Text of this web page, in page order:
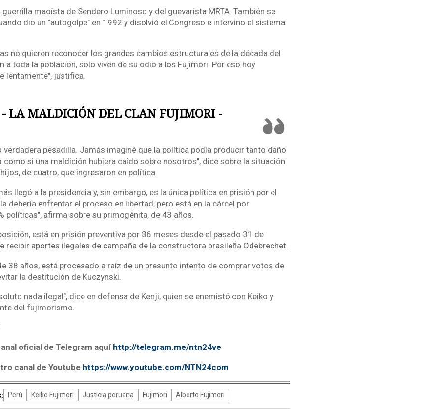
maoísta de Sendero Luminoso y del guevarista MRTA. También se
dio un "autogolpe" en 1992 y disolvió el Congreso e intervino el sistema
no quieren reconocer los grandes cambios estructurales de la década del
a toda la población, sólo viven de su odio a los Fujimori. Por eso hoy
lentamente", justifica.
- LA MALDICIÓN DEL CLAN FUJIMORI -
verdadera pesadilla. Jamás imaginé que la política podía producir tanto daño
como si una maldición hubiera caído sobre nosotros", dice sobre la situación
de cuatro, que ingresaron en política.
llegó a la presidencia y, sin embargo, es la única política en prisión por el
debería enfrentar el proceso en libertad, pero está en la cárcel por
políticas", afirma sobre su primogénita, de 43 años.
está en prisión preventiva por 36 meses desde el pasado 31 de
recibir aportes ilegales de campaña de la constructora brasileña Odebrechet.
38 años, está procesado a raíz de un presunto intento de comprar votos de
la destitución de Kuczynski.
nada ilegal", dice en defensa de Kenji, quien se enemistó con Keiko y
del fujimorismo.
oficial de Telegram aquí http://telegram.me/ntn24ve
canal de Youtube https://www.youtube.com/NTN24com
Perú Keiko Fujimori Justicia peruana Fujimori Alberto Fujimori